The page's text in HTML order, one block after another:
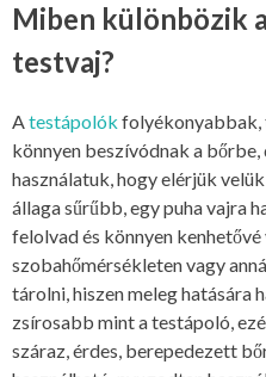
Miben különbözik
testvaj?
Atestápolók
könnyen beszívódnak a
használatuk, hogy elérjük
állaga sűrűbb, egy puha vajra
felolvad és könnyen kenhetővé
szobahőmérsékleten vagy
tárolni, hiszen meleg hatására
zsírosabb mint a testápoló,
száraz, érdes, berepedezett